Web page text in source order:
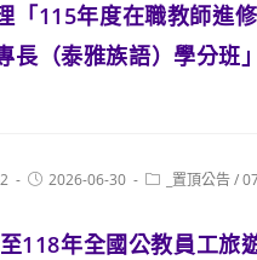
「115年度在職教師進
長（泰雅族語）學分班
Post2026-06-30
Post _置頂公告/
118年全國公教員工旅